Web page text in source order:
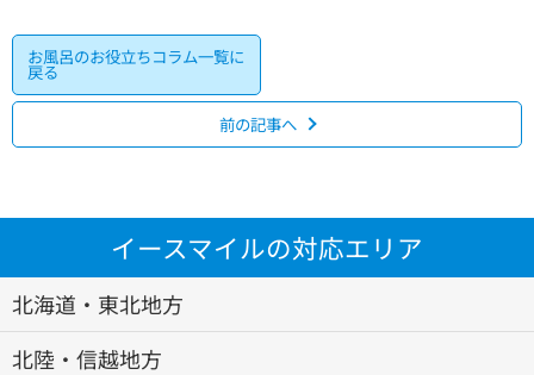
お風呂のお役立ちコラム一覧に
戻る
前の記事へ
イースマイルの対応エリア
北海道・東北地方
北陸・信越地方